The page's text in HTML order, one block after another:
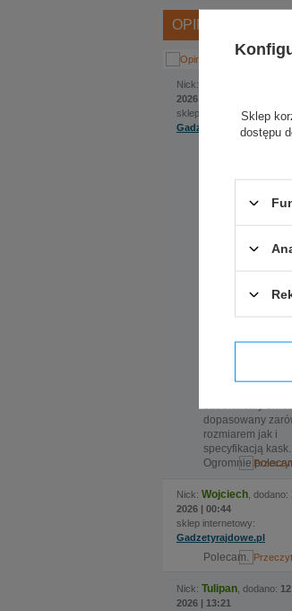
OPINIE
Nick:
2026 | 22:22
sklep internetowy:
Gadzetyrajdowe.pl
zaproponowała
Do sklepu
nadmieniona
zauważyła że
odebraliśmy
dopasowany
rozmiarem jak i
specyfikacją kask.
Ogromnie
Nick: Wojciech , dodano:
2026 | 00:44
sklep internetowy:
Gadzetyrajdowe.pl
Polecam.
Nick: Tulipan , dodano:
2026 | 13:21
Sklep
dostępu